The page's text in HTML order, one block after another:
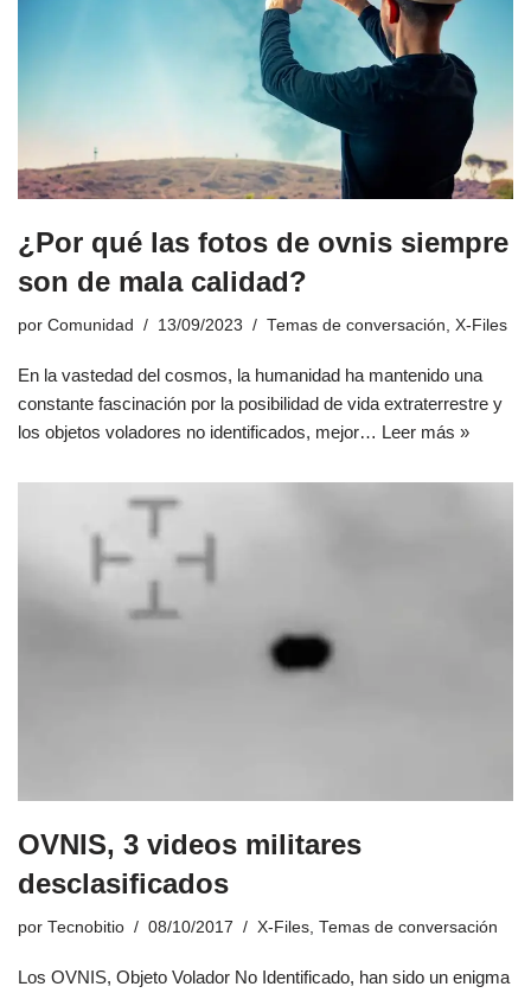
¿Por qué las fotos de ovnis siempre
son de mala calidad?
por Comunidad 13/09/2023 Temas de conversación X-Files
En la vastedad del cosmos, la humanidad ha mantenido una
constante fascinación por la posibilidad de vida extraterrestre y
los objetos voladores no identificados, mejor… Leer más »
OVNIS, 3 videos militares
desclasificados
por Tecnobitio 08/10/2017 X-Files Temas de conversación
Los OVNIS, Objeto Volador No Identificado, han sido un enigma